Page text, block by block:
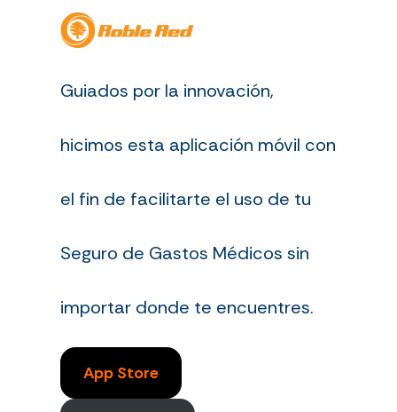
Guiados por la innovación,
hicimos esta aplicación móvil con
el fin de facilitarte el uso de tu
Seguro de Gastos Médicos sin
importar donde te encuentres.
App Store